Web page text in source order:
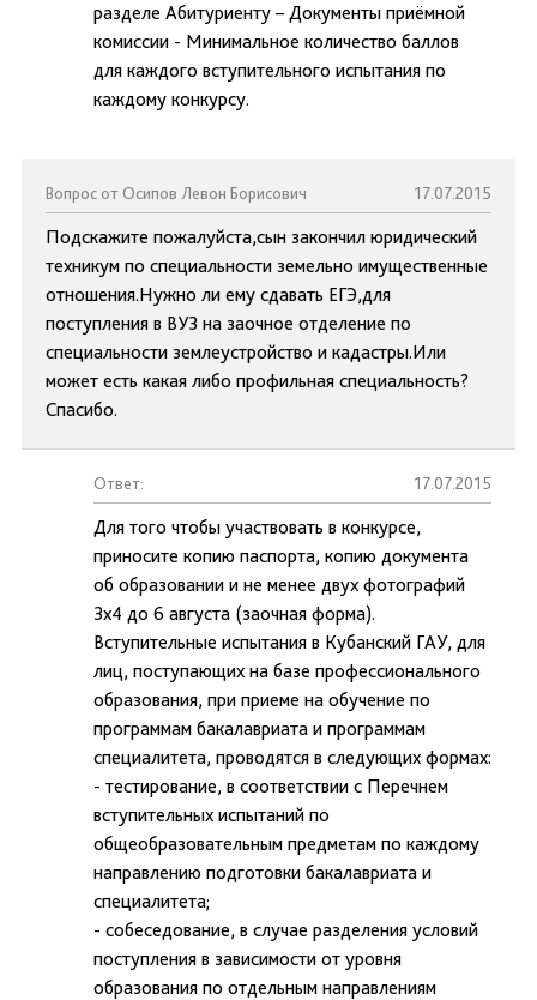
разделе Абитуриенту – Документы приёмной
комиссии - Минимальное количество баллов
для каждого вступительного испытания по
каждому конкурсу.
Вопрос от Осипов Левон Борисович 17.07.2015
Подскажите пожалуйста,сын закончил юридический
техникум по специальности земельно имущественные
отношения.Нужно ли ему сдавать ЕГЭ,для
поступления в ВУЗ на заочное отделение по
специальности землеустройство и кадастры.Или
может есть какая либо профильная специальность?
Спасибо.
Ответ: 17.07.2015
Для того чтобы участвовать в конкурсе,
приносите копию паспорта, копию документа
об образовании и не менее двух фотографий
3х4 до 6 августа (заочная форма).
Вступительные испытания в Кубанский ГАУ, для
лиц, поступающих на базе профессионального
образования, при приеме на обучение по
программам бакалавриата и программам
специалитета, проводятся в следующих формах:
- тестирование, в соответствии с Перечнем
вступительных испытаний по
общеобразовательным предметам по каждому
направлению подготовки бакалавриата и
специалитета;
- собеседование, в случае разделения условий
поступления в зависимости от уровня
образования по отдельным направлениям